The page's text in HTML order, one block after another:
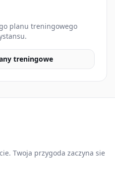
planu treningowego
treningowe
Twoja przygoda zaczyna sie